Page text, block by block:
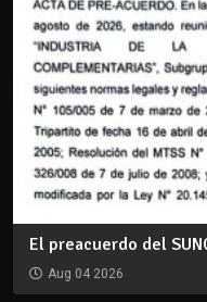
El preacuerdo del
Aug 04 2026